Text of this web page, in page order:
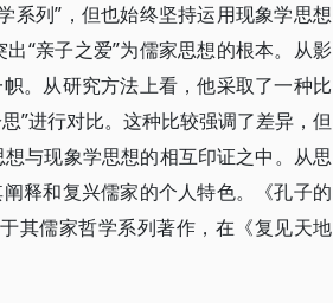
系列”，但也始终坚持运用现象学思想
“亲子之爱”为儒家思想的根本。从影
。从研究方法上看，他采取了一种比
”进行对比。这种比较强调了差异，但
与现象学思想的相互印证之中。从思
释和复兴儒家的个人特色。《孔子的
其儒家哲学系列著作，在《复见天地